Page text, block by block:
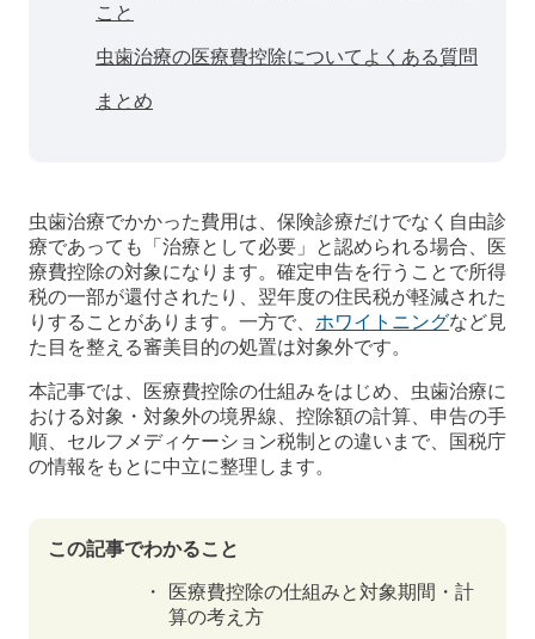
こと
虫歯治療の医療費控除についてよくある質問
まとめ
虫歯治療でかかった費用は、保険診療だけでなく自由診
療であっても「治療として必要」と認められる場合、医
療費控除の対象になります。確定申告を行うことで所得
税の一部が還付されたり、翌年度の住民税が軽減された
りすることがあります。一方で、 ホワイトニングなど見
た目を整える審美目的の処置は対象外です。
本記事では、医療費控除の仕組みをはじめ、虫歯治療に
おける対象・対象外の境界線、控除額の計算、申告の手
順、セルフメディケーション税制との違いまで、国税庁
の情報をもとに中立に整理します。
この記事でわかること
医療費控除の仕組みと対象期間・計
算の考え方